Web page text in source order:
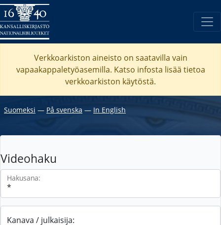
Verkkoarkiston aineisto on saatavilla vain
vapaakappaletyöasemilla. Katso infosta lisää tietoa
verkkoarkiston käytöstä.
Suomeksi ― På svenska ― In English
Videohaku
Hakusana:
Kanava / julkaisija: